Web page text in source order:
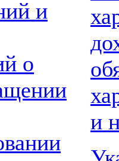
и
о
и